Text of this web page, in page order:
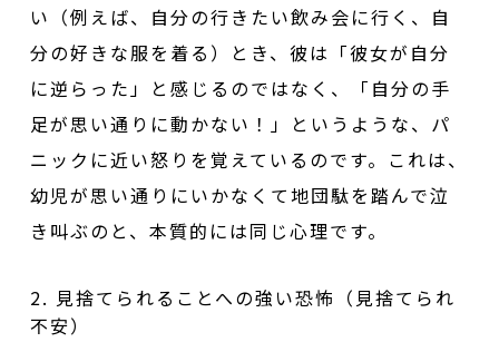
い（例えば、自分の行きたい飲み会に行く、自
分の好きな服を着る）とき、彼は「彼女が自分
に逆らった」と感じるのではなく、「自分の手
足が思い通りに動かない！」というような、パ
ニックに近い怒りを覚えているのです。これは、
幼児が思い通りにいかなくて地団駄を踏んで泣
き叫ぶのと、本質的には同じ心理です。
2. 見捨てられることへの強い恐怖（見捨てられ
不安）